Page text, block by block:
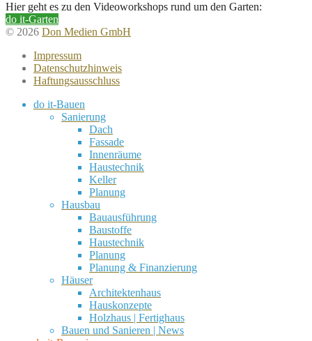
Hier geht es zu den Videoworkshops rund um den Garten:
do it-Garten
© 2026 Don Medien GmbH
Impressum
Datenschutzhinweis
Haftungsausschluss
do it-Bauen
Sanierung
Dach
Fassade
Innenräume
Haustechnik
Keller
Planung
Hausbau
Bauausführung
Baustoffe
Haustechnik
Planung
Planung & Finanzierung
Häuser
Architektenhaus
Hauskonzepte
Holzhaus | Fertighaus
Bauen und Sanieren | News